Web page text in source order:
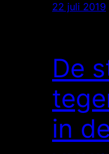
22 juli 2019
De
in